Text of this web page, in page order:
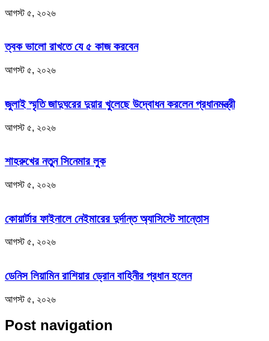
আগস্ট ৫, ২০২৬
ত্বক ভালো রাখতে যে ৫ কাজ করবেন
আগস্ট ৫, ২০২৬
জুলাই স্মৃতি জাদুঘরের দুয়ার খুলেছে উদ্বোধন করলেন প্রধানমন্ত্রী
আগস্ট ৫, ২০২৬
শাহরুখের নতুন সিনেমার লুক
আগস্ট ৫, ২০২৬
কোয়ার্টার ফাইনালে নেইমারের দুর্দান্ত অ্যাসিস্টে সান্তোস
আগস্ট ৫, ২০২৬
ডেনিস লিয়ামিন রাশিয়ার ড্রোন বাহিনীর প্রধান হলেন
আগস্ট ৫, ২০২৬
Post navigation